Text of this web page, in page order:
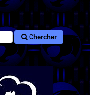
Chercher